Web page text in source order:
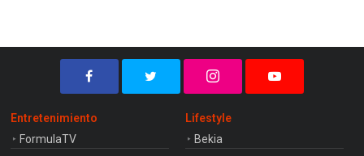
Entretenimiento
FormulaTV
Lifestyle
Bekia